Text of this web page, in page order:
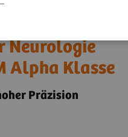
Neurologie
Alpha Klasse
Präzision